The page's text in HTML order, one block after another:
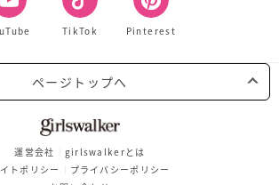
TikTok Pinterest
ページトップへ
運営会社
girlswalkerとは
トポリシー
プライバシーポリシー